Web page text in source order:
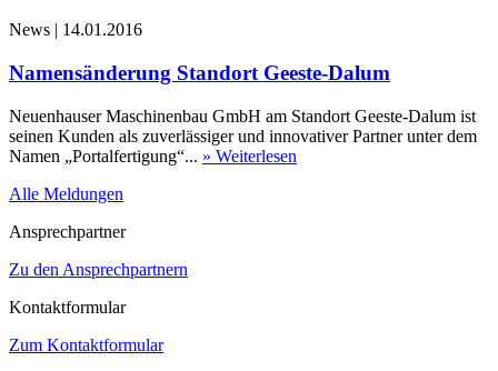
News | 14.01.2016
Namensänderung Standort Geeste-Dalum
Neuenhauser Maschinenbau GmbH am Standort Geeste-Dalum ist
seinen Kunden als zuverlässiger und innovativer Partner unter dem
Namen „Portalfertigung“... » Weiterlesen
Alle Meldungen
Ansprechpartner
Zu den Ansprechpartnern
Kontaktformular
Zum Kontaktformular